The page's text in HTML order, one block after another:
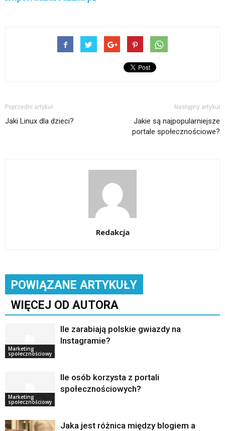
Poprzedni artykuł
Jaki Linux dla dzieci?
Następny artykuł
Jakie są najpopularniejsze
portale społecznościowe?
Redakcja
POWIĄZANE ARTYKUŁY
WIĘCEJ OD AUTORA
Marketing
społecznościowy
Ile zarabiają polskie gwiazdy na
Instagramie?
Marketing
społecznościowy
Ile osób korzysta z portali
społecznościowych?
Jaka jest różnica między blogiem a